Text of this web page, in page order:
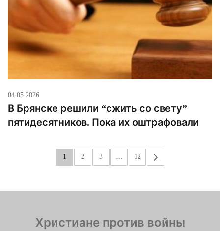
04.05.2026
В Брянске решили “сжить со свету”
пятидесятников. Пока их оштрафовали
1 2 3 12 »
Христиане против войны